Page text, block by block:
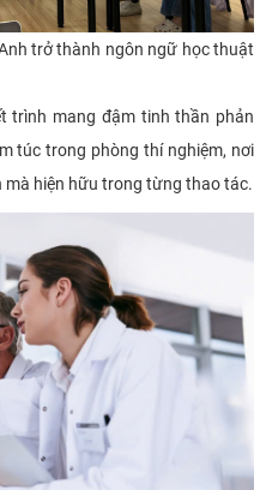
trở thành ngôn ngữ học thuật
trình mang đậm tinh thần phản
túc trong phòng thí nghiệm, nơi
mà hiện hữu trong từng thao tác.